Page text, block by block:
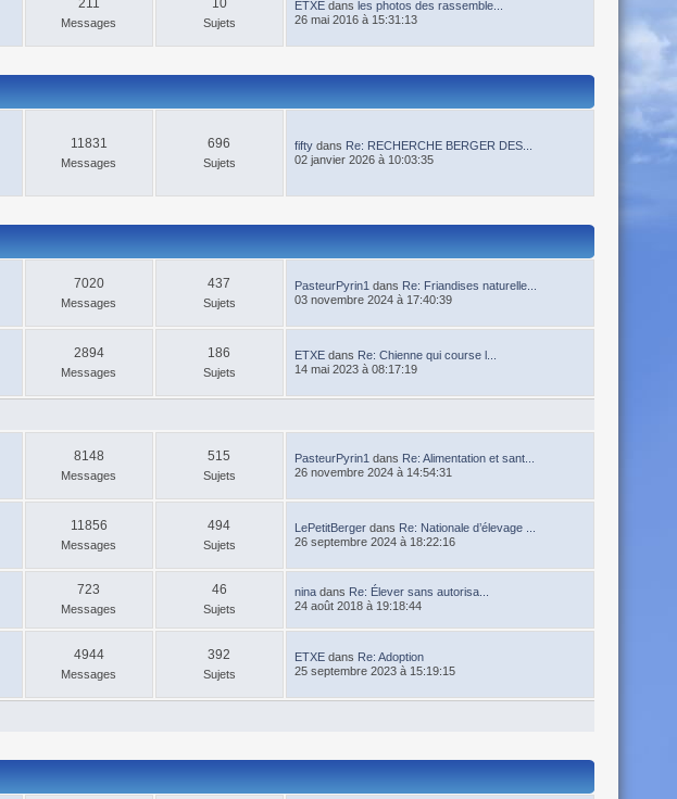
211
Messages
10
Sujets
ETXE dans les photos des rassemble...
26 mai 2016 à 15:31:13
11831
Messages
696
Sujets
fifty dans Re: RECHERCHE BERGER DES...
02 janvier 2026 à 10:03:35
7020
Messages
437
Sujets
PasteurPyrin1 dans Re: Friandises naturelle...
03 novembre 2024 à 17:40:39
2894
Messages
186
Sujets
ETXE dans Re: Chienne qui course l...
14 mai 2023 à 08:17:19
8148
Messages
515
Sujets
PasteurPyrin1 dans Re: Alimentation et sant...
26 novembre 2024 à 14:54:31
11856
Messages
494
Sujets
LePetitBerger dans Re: Nationale d’élevage ...
26 septembre 2024 à 18:22:16
723
Messages
46
Sujets
nina dans Re: Élever sans autorisa...
24 août 2018 à 19:18:44
4944
Messages
392
Sujets
ETXE dans Re: Adoption
25 septembre 2023 à 15:19:15